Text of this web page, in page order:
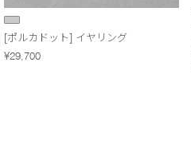
[ポルカドット] イヤリング
¥29,700